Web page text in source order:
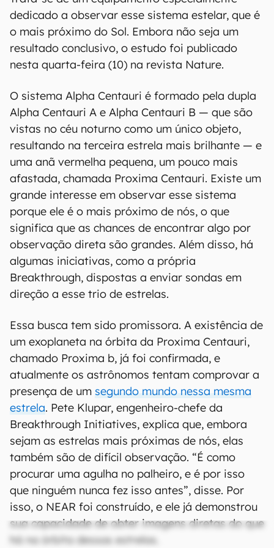
dedicado a observar esse sistema estelar, que é
o mais próximo do Sol. Embora não seja um
resultado conclusivo, o estudo foi publicado
nesta quarta-feira (10) na revista Nature.
O sistema Alpha Centauri é formado pela dupla
Alpha Centauri A e Alpha Centauri B — que são
vistas no céu noturno como um único objeto,
resultando na terceira estrela mais brilhante — e
uma anã vermelha pequena, um pouco mais
afastada, chamada Proxima Centauri. Existe um
grande interesse em observar esse sistema
porque ele é o mais próximo de nós, o que
significa que as chances de encontrar algo por
observação direta são grandes. Além disso, há
algumas iniciativas, como a própria
Breakthrough, dispostas a enviar sondas em
direção a esse trio de estrelas.
Essa busca tem sido promissora. A existência de
um exoplaneta na órbita da Proxima Centauri,
chamado Proxima b, já foi confirmada, e
atualmente os astrônomos tentam comprovar a
presença de um segundo mundo nessa mesma
estrela. Pete Klupar, engenheiro-chefe da
Breakthrough Initiatives, explica que, embora
sejam as estrelas mais próximas de nós, elas
também são de difícil observação. “É como
procurar uma agulha no palheiro, e é por isso
que ninguém nunca fez isso antes”, disse. Por
isso, o NEAR foi construído, e ele já demonstrou
sua capacidade de obter imagens diretas do que
há na órbita dessas estrelas.